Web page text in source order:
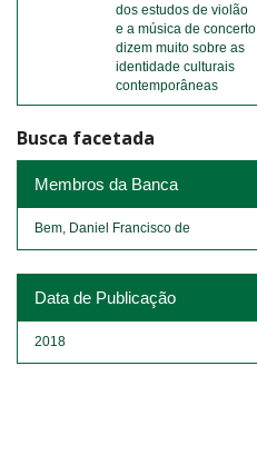
dos estudos de violão
e a música de concerto
dizem muito sobre as
identidade culturais
contemporâneas
Busca facetada
Membros da Banca
Bem, Daniel Francisco de
Data de Publicação
2018